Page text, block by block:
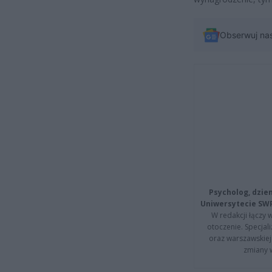
Obserwuj
Psycholog,
Uniwersytecie
W redakcji łączy
otoczenie.
oraz
zmiany